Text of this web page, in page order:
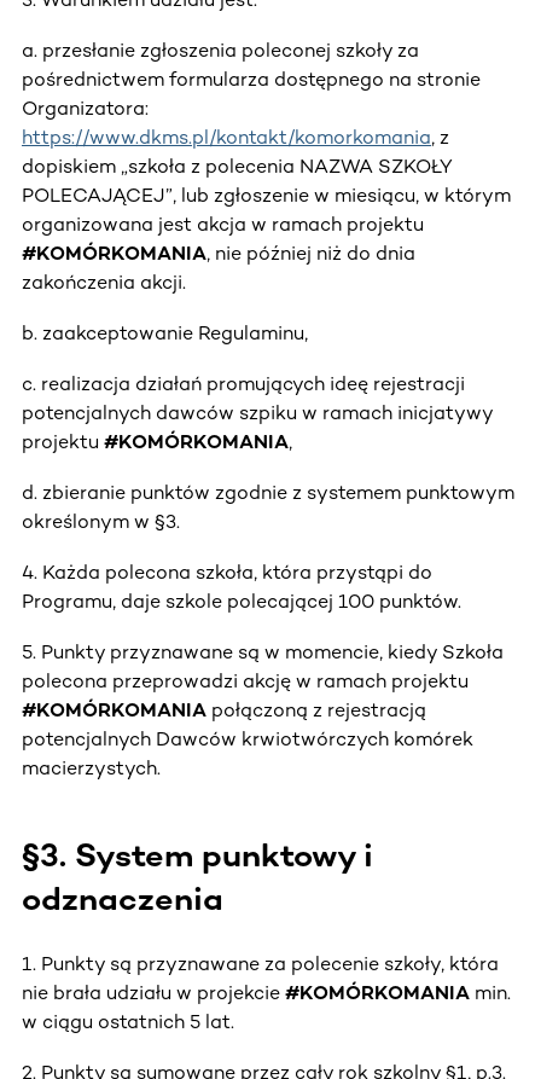
a. przesłanie zgłoszenia poleconej szkoły za
pośrednictwem formularza dostępnego na stronie
Organizatora:
https://www.dkms.pl/kontakt/komorkomania, z
dopiskiem „szkoła z polecenia NAZWA SZKOŁY
POLECAJĄCEJ”, lub zgłoszenie w miesiącu, w którym
organizowana jest akcja w ramach projektu
#KOMÓRKOMANIA, nie później niż do dnia
zakończenia akcji.
b. zaakceptowanie Regulaminu,
c. realizacja działań promujących ideę rejestracji
potencjalnych dawców szpiku w ramach inicjatywy
projektu #KOMÓRKOMANIA,
d. zbieranie punktów zgodnie z systemem punktowym
określonym w §3.
4. Każda polecona szkoła, która przystąpi do
Programu, daje szkole polecającej 100 punktów.
5. Punkty przyznawane są w momencie, kiedy Szkoła
polecona przeprowadzi akcję w ramach projektu
#KOMÓRKOMANIA połączoną z rejestracją
potencjalnych Dawców krwiotwórczych komórek
macierzystych.
§3. System punktowy i
odznaczenia
1. Punkty są przyznawane za polecenie szkoły, która
nie brała udziału w projekcie #KOMÓRKOMANIA min.
w ciągu ostatnich 5 lat.
2. Punkty są sumowane przez cały rok szkolny §1, p.3.